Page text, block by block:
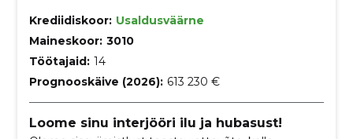
Krediidiskoor: Usaldusväärne
Maineskoor: 3010
Töötajaid: 14
Prognooskäive (2026): 613 230 €
Loome sinu interjööri ilu ja hubasust!